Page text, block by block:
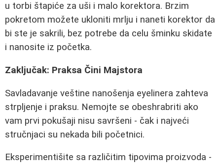
u torbi štapiće za uši i malo korektora. Brzim
pokretom možete ukloniti mrlju i naneti korektor da
bi ste je sakrili, bez potrebe da celu šminku skidate
i nanosite iz početka.
Zaključak: Praksa Čini Majstora
Savladavanje veštine nanošenja eyelinera zahteva
strpljenje i praksu. Nemojte se obeshrabriti ako
vam prvi pokušaji nisu savršeni - čak i najveći
stručnjaci su nekada bili početnici.
Eksperimentišite sa različitim tipovima proizvoda -